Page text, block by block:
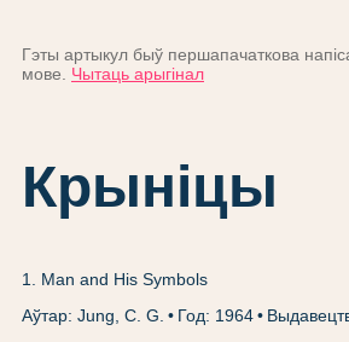
Гэты артыкул быў першапачаткова
мове.
Чытаць арыгінал
Крыніцы
1. Man and His Symbols
Аўтар: Jung, C. G.
Год: 1964